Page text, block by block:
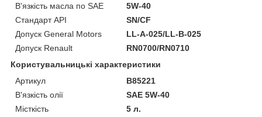
В'язкість масла по SAE
5W-40
Стандарт API
SN/CF
Допуск General Motors
LL-A-025/LL-B-025
Допуск Renault
RN0700/RN0710
Користувальницькі характеристики
Артикул
B85221
В'язкість олії
SAE 5W-40
Місткість
5 л.